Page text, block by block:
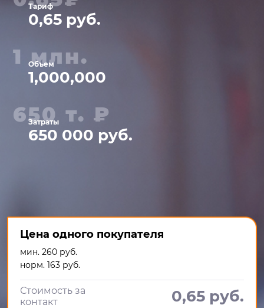
Тариф
0,65 руб.
1 млн.
Объем
1,000,000
650 т. ₽
Затраты
650 000 руб.
Цена одного покупателя
мин. 260 руб.
норм. 163 руб.
Стоимость за
контакт
0,65 руб.